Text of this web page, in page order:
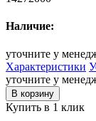
Наличие:
уточните у
Характеристики
уточните у
В корзину
Купить в 1 клик